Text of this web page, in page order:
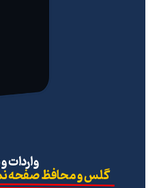
گلس و محافظ صفحه